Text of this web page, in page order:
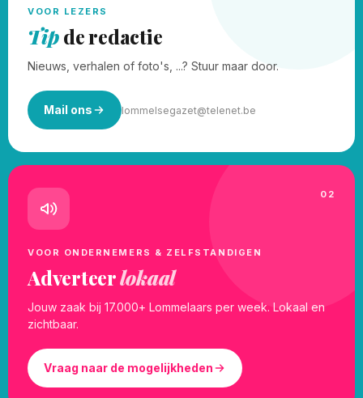
VOOR LEZERS
Tipde redactie
Nieuws, verhalen of foto's, ...? Stuur maar door.
Mail ons lommelsegazet@telenet.be
02
VOOR ONDERNEMERS & ZELFSTANDIGEN
Adverteerlokaal
Jouw zaak bij 17.000+ Lommelaars per week. Lokaal en
zichtbaar.
Vraag naar de mogelijkheden